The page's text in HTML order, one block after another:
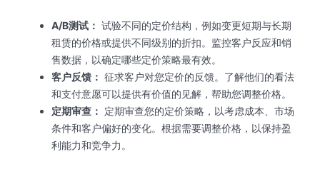
A/B测试： 试验不同的定价结构，例如变更短期与长期
租赁的价格或提供不同级别的折扣。监控客户反应和销
售数据，以确定哪些定价策略最有效。
客户反馈： 征求客户对您定价的反馈。了解他们的看法
和支付意愿可以提供有价值的见解，帮助您调整价格。
定期审查： 定期审查您的定价策略，以考虑成本、市场
条件和客户偏好的变化。根据需要调整价格，以保持盈
利能力和竞争力。